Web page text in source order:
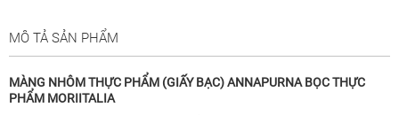
MÔ TẢ SẢN PHẨM
MÀNG NHÔM THỰC PHẨM (GIẤY BẠC) ANNAPURNA BỌC THỰC
PHẨM MORIITALIA